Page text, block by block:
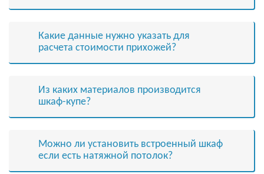
Какие данные нужно указать для
расчета стоимости прихожей?
Из каких материалов производится
шкаф-купе?
Можно ли установить встроенный шкаф
если есть натяжной потолок?